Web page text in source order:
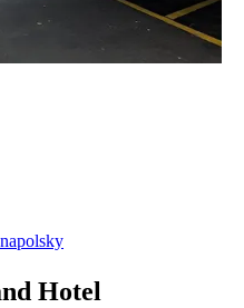
Hotel